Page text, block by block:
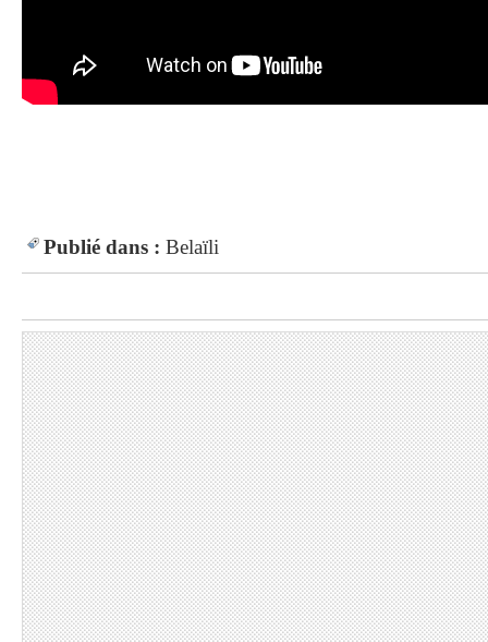
Publié dans : Belaïli